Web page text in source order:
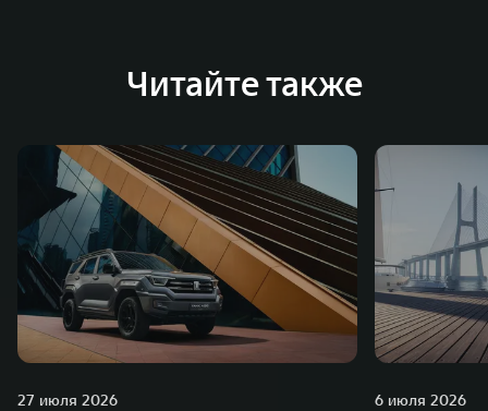
Читайте также
27 июля 2026 6 июля 2026